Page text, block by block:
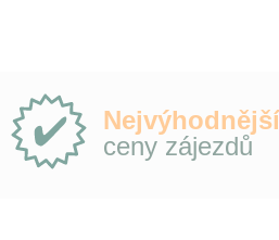
Proč
e-
Slovensko.cz?
Nejvýhodnější
ceny zájezdů